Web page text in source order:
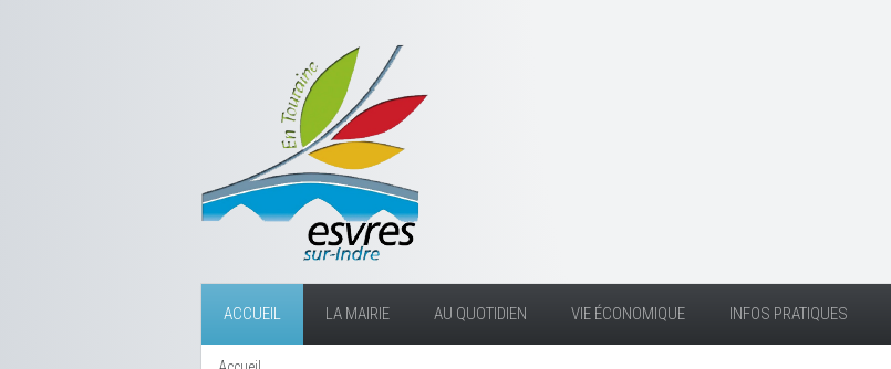
ACCUEIL LA MAIRIE AU QUOTIDIEN VIE ÉCONOMIQUE INFOS PRATIQUES